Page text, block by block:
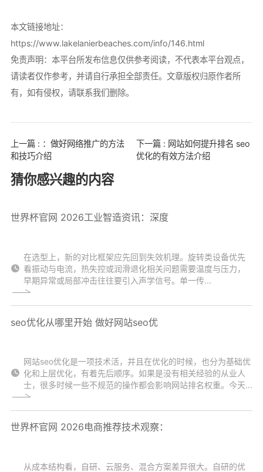
本文链接地址：
https://www.lakelanierbeaches.com/info/146.html
免责声明：本平台所发布信息仅供参考阅读，不代表本平台观点，
请读者仅作参考，并请自行承担全部责任。文章版权归原作者所
有，如有侵权，请联系我们删除。
上一篇 : ：做好网络推广的方法
和技巧介绍
下一篇 : 网站如何提升排名 seo
优化的有效方法介绍
猜你感兴趣的内容
世界杯官网 2026工业智造资讯：深度
在选型上，新的对比框架应先回到失效机理。旋转类设备优先
看振动与电流，热失控或润滑退化相关问题需要温度与压力，
早期异常或局部冲击往往要引入声学信号。单一传...
seo优化从哪里开始 做好网站seo优
网站seo优化是一项技术活，并且在优化的时候，也分为基础优
化和上层优化，有着先后顺序。如果是没有相关经验的从业人
士，很多时候一些不规范的操作都会影响网站排名权重。今天...
世界杯官网 2026电商推荐技术观察：
从成本结构看，自研、云服务、混合方案差异很大。自研的优